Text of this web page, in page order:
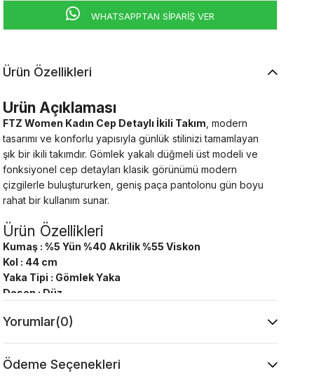
WHATSAPPTAN SİPARİŞ VER
Ürün Özellikleri
Ürün Açıklaması
FTZ Women Kadın Cep Detaylı İkili Takım , modern
tasarımı ve konforlu yapısıyla günlük stilinizi tamamlayan
şık bir ikili takımdır. Gömlek yakalı düğmeli üst modeli ve
fonksiyonel cep detayları klasik görünümü modern
çizgilerle buluştururken, geniş paça pantolonu gün boyu
rahat bir kullanım sunar.
Ürün Özellikleri
Kumaş : %5 Yün %40 Akrilik %55 Viskon
Kol : 44 cm
Yaka Tipi : Gömlek Yaka
Desen : Düz
Model Ölçüsü
Kalça: 95 cm
Yorumlar(0)
Ödeme Seçenekleri